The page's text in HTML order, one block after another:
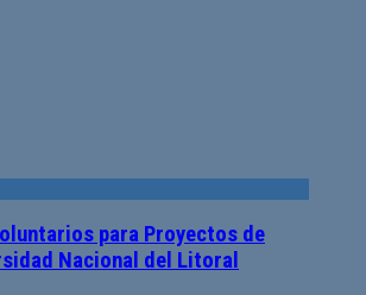
para Proyectos de
Nacional del Litoral